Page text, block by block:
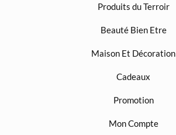
Produits du Terroir
Beauté Bien Etre
Maison Et Décoration
Cadeaux
Promotion
Mon Compte